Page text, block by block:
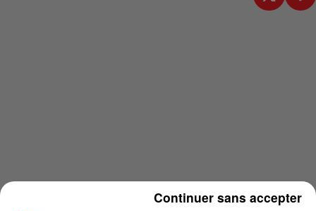
Continuer sans accepter